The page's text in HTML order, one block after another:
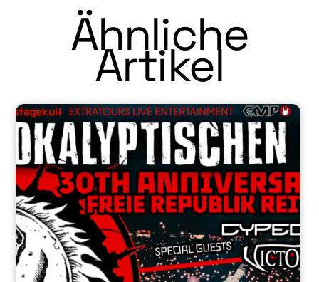
Ähnliche
Artikel